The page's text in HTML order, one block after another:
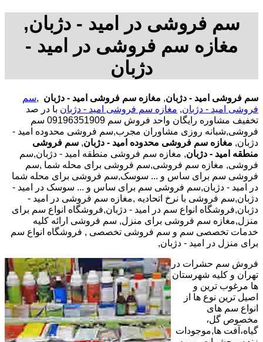
سم فروشی در امید - دژبان,
مغازه سم فروشی در امید -
دژبان
سم فروشی امید - دژبان, مغازه سم فروشی امید - دژبان ,سم
فروشی امید - دژبان, مغازه سم فروشی امید - دژبان با در صد
تخفیف مشاوره رایگان واحد فروش سم 09196351909 سم
فروشی,شبانه روزی مشاوران مجرب,سم فروشی محدوده امید -
دژبان, مغازه سم فروشی محدوده امید - دژبان, سم فروشی
منطقه امید - دژبان, مغازه سم فروشی منطقه امید - دژبان,سم
فروشی, مغازه سم فروشی,سم فروشی برای محله شما ,سم
فروشی سم برای ساس و ... سوسک,سم فروشی برای محله شما
در امید - دژبان,سم فروشی سم برای ساس و ... سوسک در امید -
دژبان,سم فروشی با نرخ اتحادیه ,مغازه سم فروشی در امید -
دژبان,فروشگاه انواع سم در امید - دژبان,فروشگاه انواع سم برای
منزل,مغازه سم فروشی برای منزل, سم فروشی ارائه کلیه
خدمات تخصصی سم و سم فروشی تخصصی , فروشگاه انواع سم
برای منزل در امید - دژبان,
فروش سم حشرات در
تهران و کلیه شهرستان
ها مرغوب ترین و
اصیل ترین نوع ها از
انواع سم های
مخصوص گل،
گیاه،آفت ها,موجودات